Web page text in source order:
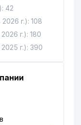
42
г.): 108
г.): 180
г.): 390